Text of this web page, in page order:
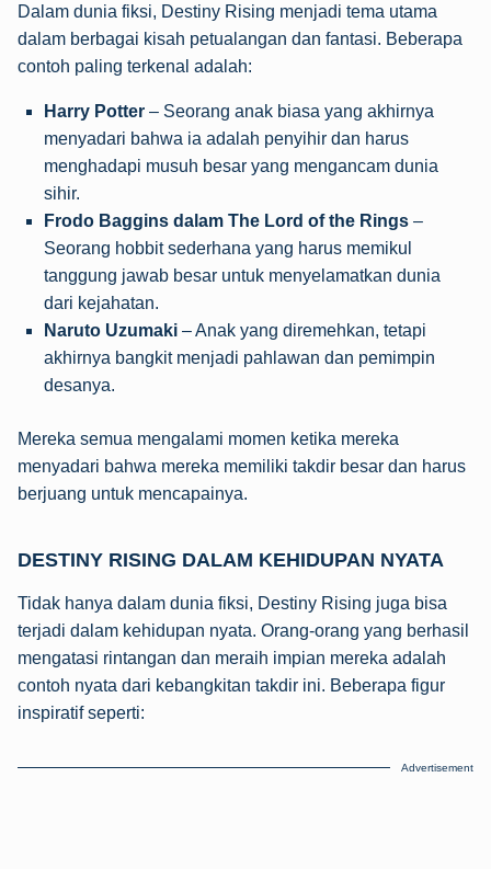
Dalam dunia fiksi, Destiny Rising menjadi tema utama
dalam berbagai kisah petualangan dan fantasi. Beberapa
contoh paling terkenal adalah:
Harry Potter – Seorang anak biasa yang akhirnya
menyadari bahwa ia adalah penyihir dan harus
menghadapi musuh besar yang mengancam dunia
sihir.
Frodo Baggins dalam The Lord of the Rings –
Seorang hobbit sederhana yang harus memikul
tanggung jawab besar untuk menyelamatkan dunia
dari kejahatan.
Naruto Uzumaki – Anak yang diremehkan, tetapi
akhirnya bangkit menjadi pahlawan dan pemimpin
desanya.
Mereka semua mengalami momen ketika mereka
menyadari bahwa mereka memiliki takdir besar dan harus
berjuang untuk mencapainya.
DESTINY RISING DALAM KEHIDUPAN NYATA
Tidak hanya dalam dunia fiksi, Destiny Rising juga bisa
terjadi dalam kehidupan nyata. Orang-orang yang berhasil
mengatasi rintangan dan meraih impian mereka adalah
contoh nyata dari kebangkitan takdir ini. Beberapa figur
inspiratif seperti:
Advertisement